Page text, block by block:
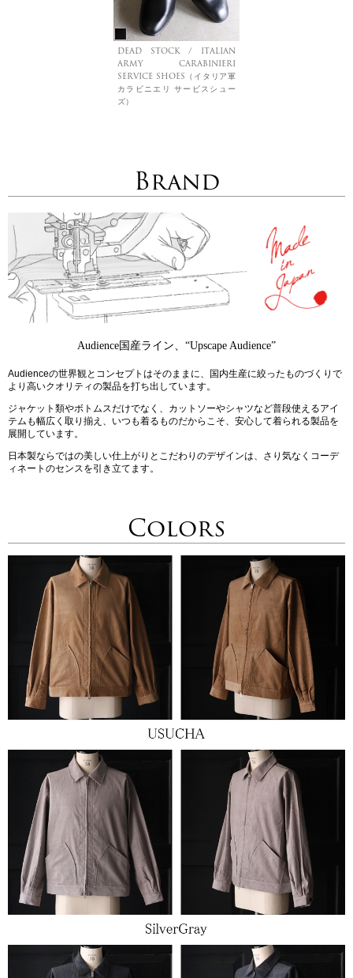
DEAD STOCK / ITALIAN
ARMY CARABINIERI
SERVICE SHOES（イタリア軍
カラビニエリ サービスシュー
ズ）
Brand
Audience国産ライン、“Upscape Audience”
Audienceの世界観とコンセプトはそのままに、国内生産に絞ったものづくりで
より高いクオリティの製品を打ち出しています。
ジャケット類やボトムスだけでなく、カットソーやシャツなど普段使えるアイ
テムも幅広く取り揃え、いつも着るものだからこそ、安心して着られる製品を
展開しています。
日本製ならではの美しい仕上がりとこだわりのデザインは、さり気なくコーデ
ィネートのセンスを引き立てます。
Colors